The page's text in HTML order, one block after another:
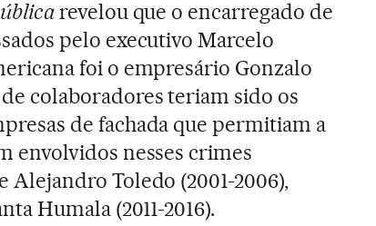
revelou que o encarregado de
pelo executivo Marcelo
foi o empresário Gonzalo
colaboradores teriam sido os
de fachada que permitiam a
envolvidos nesses crimes
Toledo (2001-2006),
Humala (2011-2016).